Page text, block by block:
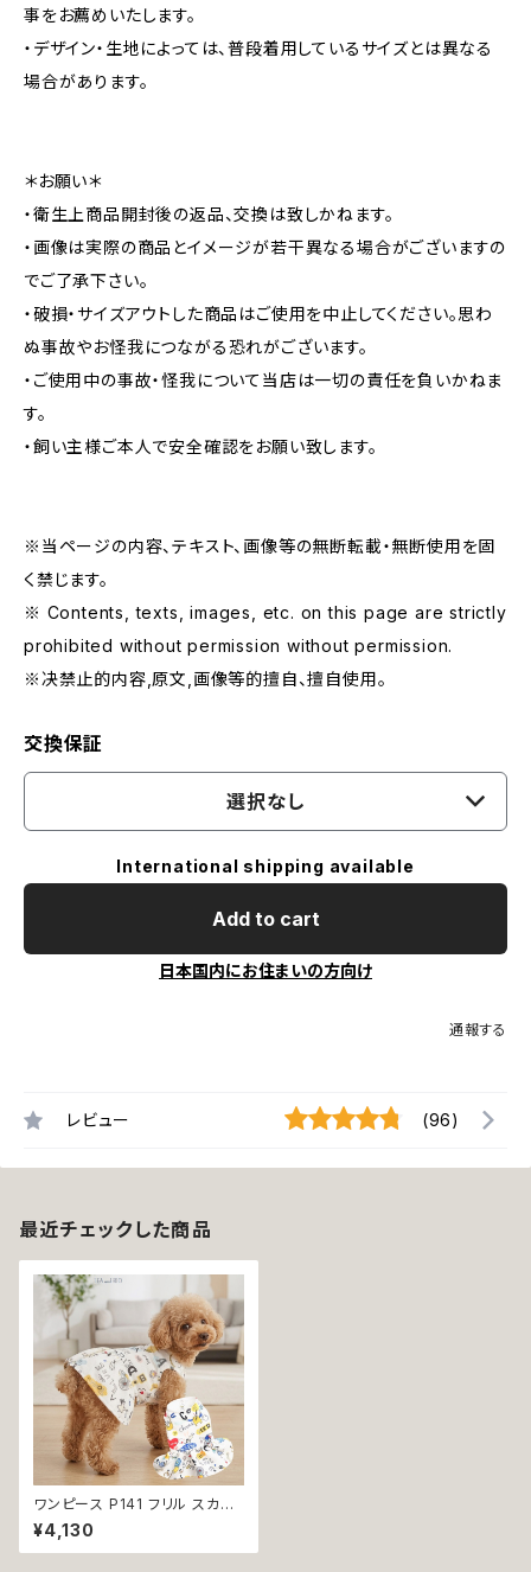
事をお薦めいたします。
・デザイン・生地によっては、普段着用しているサイズとは異なる
場合があります。
＊お願い＊
・衛生上商品開封後の返品、交換は致しかねます。
・画像は実際の商品とイメージが若干異なる場合がございますの
でご了承下さい。
・破損・サイズアウトした商品はご使用を中止してください。思わ
ぬ事故やお怪我につながる恐れがございます。
・ご使用中の事故・怪我について当店は一切の責任を負いかねま
す。
・飼い主様ご本人で安全確認をお願い致します。
※当ページの内容、テキスト、画像等の無断転載・無断使用を固
く禁じます。
※ Contents, texts, images, etc. on this page are strictly
prohibited without permission without permission.
※决禁止的内容,原文,画像等的擅自、擅自使用。
交換保証
選択なし
International shipping available
Add to cart
日本国内にお住まいの方向け
通報する
レビュー (96)
最近チェックした商品
ワンピース P141 フリル スカー
ト 総柄 犬服 ドックウェア ドッグ
ウエア 白 ホワイト ハンドメイド
ウェア トップス 犬 服 犬洋服 猫
¥4,130